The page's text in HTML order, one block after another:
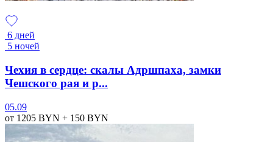
6 дней
5 ночей
Чехия в сердце: скалы Адршпаха, замки
Чешского рая и р...
05.09
от 1205 BYN + 150 BYN